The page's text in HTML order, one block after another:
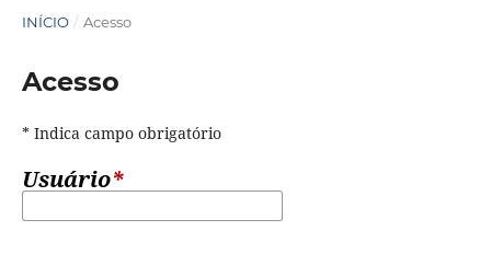
INÍCIO / Acesso
Acesso
* Indica campo obrigatório
Usuário*